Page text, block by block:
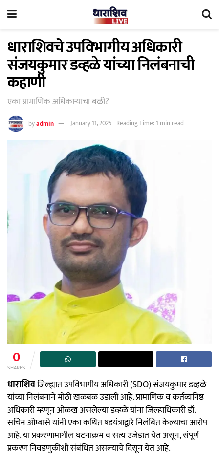
धाराशिवचे उपविभागीय अधिकारी
संजयकुमार डव्हळे यांच्या निलंबनाची
कहाणी
एका प्रामाणिक अधिकाऱ्याचा बळी?
byadmin January 11, 2025 Reading Time: 1 min read
0
SHARES
धाराशिवजिल्ह्यात उपविभागीय अधिकारी (SDO) संजयकुमार डव्हळे
यांच्या निलंबनाने मोठी खळबळ उडाली आहे. प्रामाणिक व कर्तव्यनिष्ठ
अधिकारी म्हणून ओळख असलेल्या डव्हळे यांना जिल्हाधिकारी डॉ.
सचिन ओम्बासे यांनी एका कथित षडयंत्राद्वारे निलंबित केल्याचा आरोप
आहे. या प्रकरणामागील घटनाक्रम व सत्य उजेडात येत असून, संपूर्ण
प्रकरण निवडणुकीशी संबंधित असल्याचे दिसून येत आहे.